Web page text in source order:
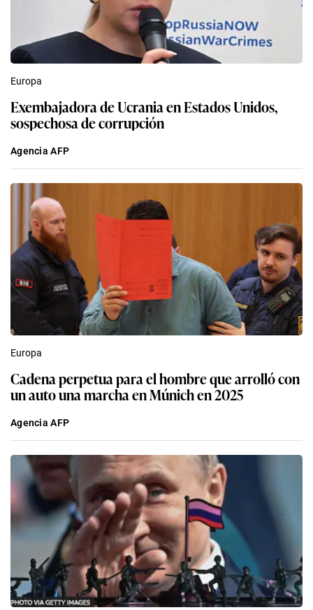
Europa
Exembajadora de Ucrania en Estados Unidos,
sospechosa de corrupción
Agencia AFP
Europa
Cadena perpetua para el hombre que arrolló con
un auto una marcha en Múnich en 2025
Agencia AFP